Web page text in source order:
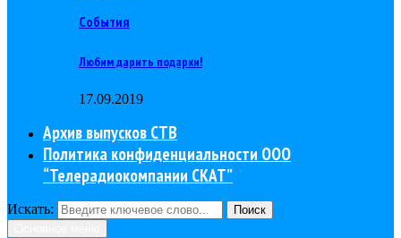
События
Любим дарить подарки!
17.09.2019
Архив выпусков СТВ
Политика конфиденциальности ООО
“Телерадиокомпании СКАТ”
Искать:
Поиск